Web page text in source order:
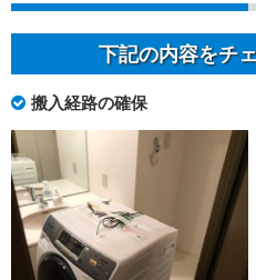
下記の内容をチ
搬入経路の確保